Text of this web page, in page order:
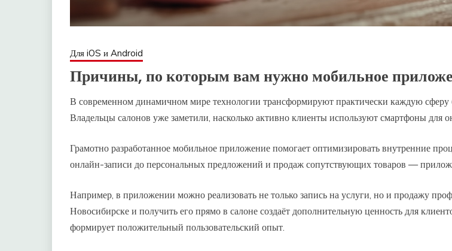
Для iOS и Android
Причины, по которым вам нужно мобильное
В современном динамичном мире технологии трансформируют практически каждую
Владельцы салонов уже заметили, насколько активно клиенты используют смартфоны для
Грамотно разработанное мобильное приложение помогает оптимизировать внутренние
онлайн-записи до персональных предложений и продаж сопутствующих товаров —
Например, в приложении можно реализовать не только запись на услуги, но и продажу
Новосибирске и получить его прямо в салоне создаёт дополнительную ценность для
формирует положительный пользовательский опыт.